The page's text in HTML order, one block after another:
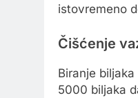
istovremeno
Čišćenje
Biranje
5000 biljaka